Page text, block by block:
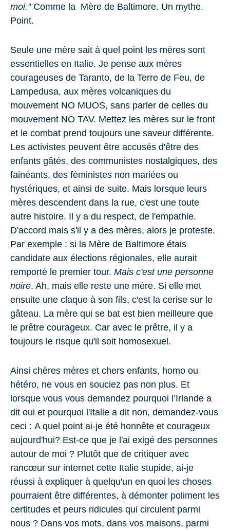
moi."Comme la Mère de Baltimore. Un mythe.
Point.
Seule une mère sait à quel point les mères sont
essentielles en Italie. Je pense aux mères
courageuses de Taranto, de la Terre de Feu, de
Lampedusa, aux mères volcaniques du
mouvement NO MUOS, sans parler de celles du
mouvement NO TAV. Mettez les mères sur le front
et le combat prend toujours une saveur différente.
Les activistes peuvent être accusés d'être des
enfants gâtés, des communistes nostalgiques, des
fainéants, des féministes non mariées ou
hystériques, et ainsi de suite. Mais lorsque leurs
mères descendent dans la rue, c'est une toute
autre histoire. Il y a du respect, de l'empathie.
D'accord mais s'il y a des mères, alors je proteste.
Par exemple : si la Mère de Baltimore étais
candidate aux élections régionales, elle aurait
remporté le premier tour. Mais c'est une personne
noire. Ah, mais elle reste une mère. Si elle met
ensuite une claque à son fils, c'est la cerise sur le
gâteau. La mère qui se bat est bien meilleure que
le prêtre courageux. Car avec le prêtre, il y a
toujours le risque qu'il soit homosexuel.
Ainsi chères mères et chers enfants, homo ou
hétéro, ne vous en souciez pas non plus. Et
lorsque vous vous demandez pourquoi l’Irlande a
dit oui et pourquoi l'Italie a dit non, demandez-vous
ceci : A quel point ai-je été honnête et courageux
aujourd'hui? Est-ce que je l'ai exigé des personnes
autour de moi ? Plutôt que de critiquer avec
rancœur sur internet cette Italie stupide, ai-je
réussi à expliquer à quelqu'un en quoi les choses
pourraient être différentes, à démonter poliment les
certitudes et peurs ridicules qui circulent parmi
nous ? Dans vos mots, dans vos maisons, parmi